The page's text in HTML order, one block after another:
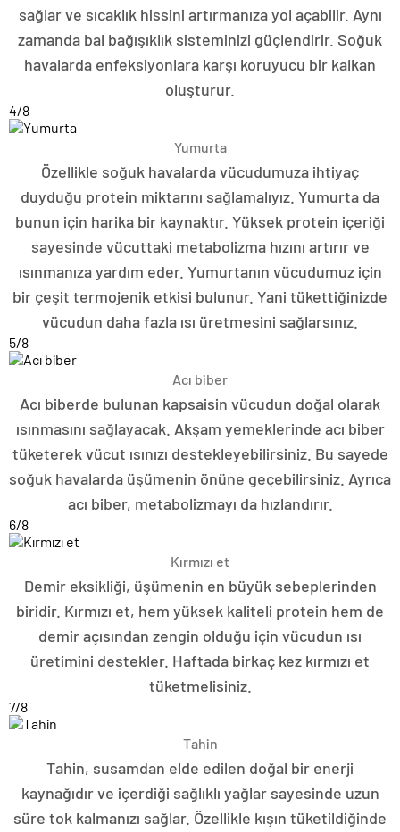
sağlar ve sıcaklık hissini artırmanıza yol açabilir. Aynı
zamanda bal bağışıklık sisteminizi güçlendirir. Soğuk
havalarda enfeksiyonlara karşı koruyucu bir kalkan
oluşturur.
4/8
Yumurta
Özellikle soğuk havalarda vücudumuza ihtiyaç
duyduğu protein miktarını sağlamalıyız. Yumurta da
bunun için harika bir kaynaktır. Yüksek protein içeriği
sayesinde vücuttaki metabolizma hızını artırır ve
ısınmanıza yardım eder. Yumurtanın vücudumuz için
bir çeşit termojenik etkisi bulunur. Yani tükettiğinizde
vücudun daha fazla ısı üretmesini sağlarsınız.
5/8
Acı biber
Acı biberde bulunan kapsaisin vücudun doğal olarak
ısınmasını sağlayacak. Akşam yemeklerinde acı biber
tüketerek vücut ısınızı destekleyebilirsiniz. Bu sayede
soğuk havalarda üşümenin önüne geçebilirsiniz. Ayrıca
acı biber, metabolizmayı da hızlandırır.
6/8
Kırmızı et
Demir eksikliği, üşümenin en büyük sebeplerinden
biridir. Kırmızı et, hem yüksek kaliteli protein hem de
demir açısından zengin olduğu için vücudun ısı
üretimini destekler. Haftada birkaç kez kırmızı et
tüketmelisiniz.
7/8
Tahin
Tahin, susamdan elde edilen doğal bir enerji
kaynağıdır ve içerdiği sağlıklı yağlar sayesinde uzun
süre tok kalmanızı sağlar. Özellikle kışın tüketildiğinde